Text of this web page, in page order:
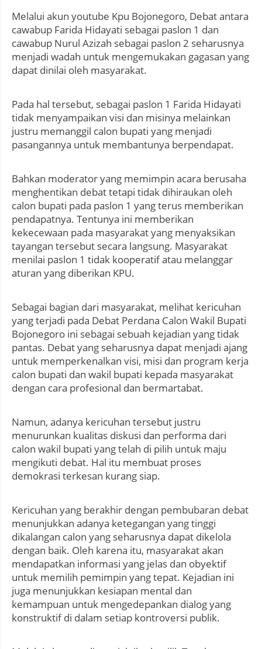
Melalui akun youtube Kpu Bojonegoro, Debat antara
cawabup Farida Hidayati sebagai paslon 1 dan
cawabup Nurul Azizah sebagai paslon 2 seharusnya
menjadi wadah untuk mengemukakan gagasan yang
dapat dinilai oleh masyarakat.
Pada hal tersebut, sebagai paslon 1 Farida Hidayati
tidak menyampaikan visi dan misinya melainkan
justru memanggil calon bupati yang menjadi
pasangannya untuk membantunya berpendapat.
Bahkan moderator yang memimpin acara berusaha
menghentikan debat tetapi tidak dihiraukan oleh
calon bupati pada paslon 1 yang terus memberikan
pendapatnya. Tentunya ini memberikan
kekecewaan pada masyarakat yang menyaksikan
tayangan tersebut secara langsung. Masyarakat
menilai paslon 1 tidak kooperatif atau melanggar
aturan yang diberikan KPU.
Sebagai bagian dari masyarakat, melihat kericuhan
yang terjadi pada Debat Perdana Calon Wakil Bupati
Bojonegoro ini sebagai sebuah kejadian yang tidak
pantas. Debat yang seharusnya dapat menjadi ajang
untuk memperkenalkan visi, misi dan program kerja
calon bupati dan wakil bupati kepada masyarakat
dengan cara profesional dan bermartabat.
Namun, adanya kericuhan tersebut justru
menurunkan kualitas diskusi dan performa dari
calon wakil bupati yang telah di pilih untuk maju
mengikuti debat. Hal itu membuat proses
demokrasi terkesan kurang siap.
Kericuhan yang berakhir dengan pembubaran debat
menunjukkan adanya ketegangan yang tinggi
dikalangan calon yang seharusnya dapat dikelola
dengan baik. Oleh karena itu, masyarakat akan
mendapatkan informasi yang jelas dan obyektif
untuk memilih pemimpin yang tepat. Kejadian ini
juga menunjukkan kesiapan mental dan
kemampuan untuk mengedepankan dialog yang
konstruktif di dalam setiap kontroversi publik.